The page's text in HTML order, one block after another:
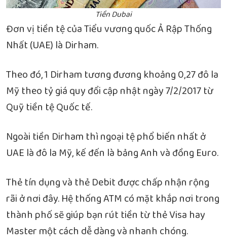
Tiền Dubai
Đơn vị tiền tệ của Tiểu vương quốc Ả Rập Thống
Nhất (UAE) là Dirham.
Theo đó, 1 Dirham tương đương khoảng 0,27 đô la
Mỹ theo tỷ giá quy đổi cập nhật ngày 7/2/2017 từ
Quỹ tiền tệ Quốc tế.
Ngoài tiền Dirham thì ngoại tệ phổ biến nhất ở
UAE là đô la Mỹ, kế đến là bảng Anh và đồng Euro.
Thẻ tín dụng và thẻ Debit được chấp nhận rộng
rãi ở nơi đây. Hệ thống ATM có mặt khắp nơi trong
thành phố sẽ giúp bạn rút tiền từ thẻ Visa hay
Master một cách dễ dàng và nhanh chóng.